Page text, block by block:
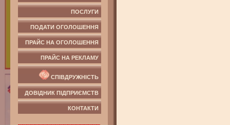
ПОСЛУГИ
ПОДАТИ ОГОЛОШЕННЯ
ПРАЙС НА ОГОЛОШЕННЯ
ПРАЙС НА РЕКЛАМУ
СПІВДРУЖНІСТЬ
ДОВІДНИК ПІДПРИЄМСТВ
КОНТАКТИ